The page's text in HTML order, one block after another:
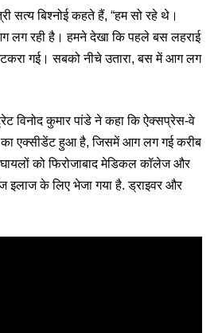
सत्य बिश्नोई कहते हैं, “हम सो रहे थे।
लग रही है। हमने देखा कि पहले बस लहराई
गई। सबको नीचे उतारा, बस में आग लग
विनोद कुमार पांडे ने कहा कि ऐक्सप्रेस-वे
एक्सीडेंट हुआ है, जिसमें आग लग गई करीब
को फिरोजाबाद मेडिकल कॉलेज और
के लिए भेजा गया है. ड्राइवर और